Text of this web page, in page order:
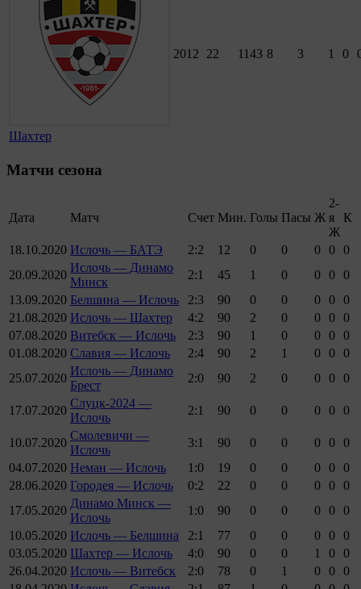
Шахтер
2012 22 1143 8 3 1 0
Матчи сезона
Дата Матч Счет Мин. Голы Пасы Ж
2-
я
Ж
К
18.10.2020 Ислочь — БАТЭ 2:2 12 0 0 0 0 0
20.09.2020
Ислочь — Динамо
Минск
2:1 45 1 0 0 0 0
13.09.2020 Белшина — Ислочь 2:3 90 0 0 0 0 0
21.08.2020 Ислочь — Шахтер 4:2 90 2 0 0 0 0
07.08.2020 Витебск — Ислочь 2:3 90 1 0 0 0 0
01.08.2020 Славия — Ислочь 2:4 90 2 1 0 0 0
25.07.2020
Ислочь — Динамо
Брест
2:0 90 2 0 0 0 0
17.07.2020
Слуцк-2024 —
Ислочь
2:1 90 0 0 0 0 0
10.07.2020
Смолевичи —
Ислочь
3:1 90 0 0 0 0 0
04.07.2020 Неман — Ислочь 1:0 19 0 0 0 0 0
28.06.2020 Городея — Ислочь 0:2 22 0 0 0 0 0
17.05.2020
Динамо Минск —
Ислочь
1:0 90 0 0 0 0 0
10.05.2020 Ислочь — Белшина 2:1 77 0 0 0 0 0
03.05.2020 Шахтер — Ислочь 4:0 90 0 0 1 0 0
26.04.2020 Ислочь — Витебск 2:0 78 0 1 0 0 0